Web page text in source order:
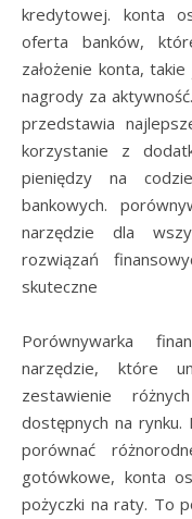
kredytowej. konta
oferta banków,
założenie konta,
nagrody za
przedstawia
korzystanie z
pieniędzy na
bankowych.
narzędzie dla
rozwiązań
skuteczne
Porównywarka
narzędzie, które
zestawienie
dostępnych na rynku.
porównać
gotówkowe, konta
pożyczki na raty. To